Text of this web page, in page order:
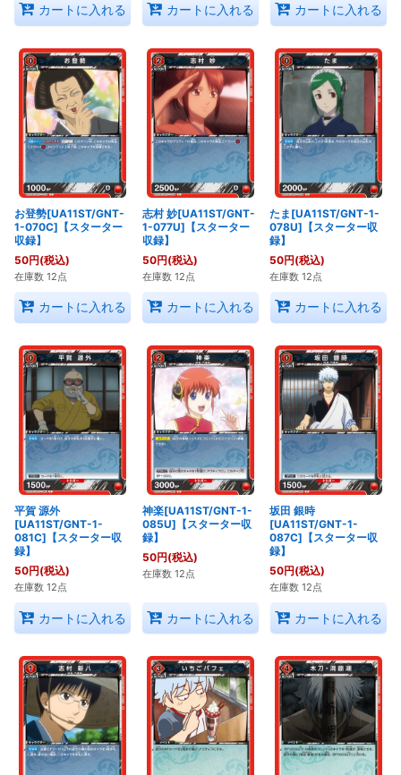
カートに入れる カートに入れる カートに入れる
お登勢[UA11ST/GNT-
1-070C]【スターター
収録】
50円(税込)
在庫数 12点
カートに入れる
志村 妙[UA11ST/GNT-
1-077U]【スターター
収録】
50円(税込)
在庫数 12点
カートに入れる
たま[UA11ST/GNT-1-
078U]【スターター収
録】
50円(税込)
在庫数 12点
カートに入れる
平賀 源外
[UA11ST/GNT-1-
081C]【スターター収
録】
50円(税込)
在庫数 12点
カートに入れる
神楽[UA11ST/GNT-1-
085U]【スターター収
録】
50円(税込)
在庫数 12点
カートに入れる
坂田 銀時
[UA11ST/GNT-1-
087C]【スターター収
録】
50円(税込)
在庫数 12点
カートに入れる